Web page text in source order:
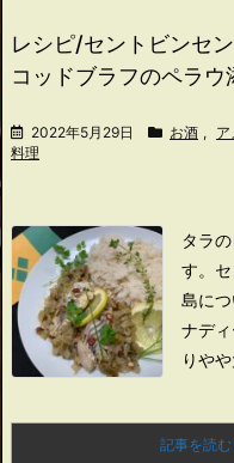
レシピ/セントビンセ
コッドブラフのペラウ
2022年5月29日 お酒 , ア
料理
タラ
す。
島に
ナデ
りや
記事を読む